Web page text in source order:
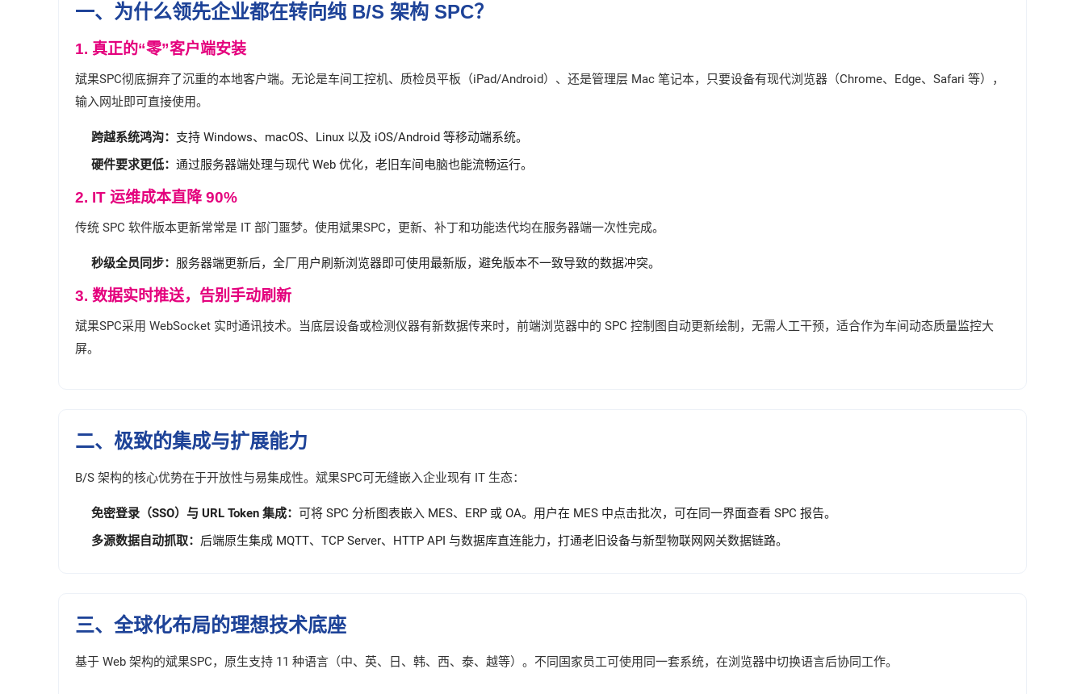
一、为什么领先企业都在转向纯 B/S 架构 SPC？
1. 真正的“零”客户端安装
斌果SPC彻底摒弃了沉重的本地客户端。无论是车间工控机、质检员平板（iPad/Android）、还是管理层 Mac 笔记本，只要设备有现代浏览器（Chrome、Edge、Safari 等），
输入网址即可直接使用。
跨越系统鸿沟： 支持 Windows、macOS、Linux 以及 iOS/Android 等移动端系统。
硬件要求更低： 通过服务器端处理与现代 Web 优化，老旧车间电脑也能流畅运行。
2. IT 运维成本直降 90%
传统 SPC 软件版本更新常常是 IT 部门噩梦。使用斌果SPC，更新、补丁和功能迭代均在服务器端一次性完成。
秒级全员同步： 服务器端更新后，全厂用户刷新浏览器即可使用最新版，避免版本不一致导致的数据冲突。
3. 数据实时推送，告别手动刷新
斌果SPC采用 WebSocket 实时通讯技术。当底层设备或检测仪器有新数据传来时，前端浏览器中的 SPC 控制图自动更新绘制，无需人工干预，适合作为车间动态质量监控大
屏。
二、极致的集成与扩展能力
B/S 架构的核心优势在于开放性与易集成性。斌果SPC可无缝嵌入企业现有 IT 生态：
免密登录（SSO）与 URL Token 集成： 可将 SPC 分析图表嵌入 MES、ERP 或 OA。用户在 MES 中点击批次，可在同一界面查看 SPC 报告。
多源数据自动抓取： 后端原生集成 MQTT、TCP Server、HTTP API 与数据库直连能力，打通老旧设备与新型物联网网关数据链路。
三、全球化布局的理想技术底座
基于 Web 架构的斌果SPC，原生支持 11 种语言（中、英、日、韩、西、泰、越等）。不同国家员工可使用同一套系统，在浏览器中切换语言后协同工作。